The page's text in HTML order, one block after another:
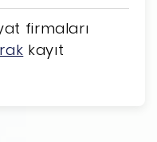
firmaları
kayıt